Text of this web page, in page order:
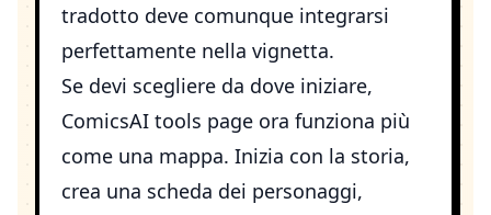
tradotto deve comunque integrarsi
perfettamente nella vignetta.
Se devi scegliere da dove iniziare,
ComicsAI tools page ora funziona più
come una mappa. Inizia con la storia,
crea una scheda dei personaggi,